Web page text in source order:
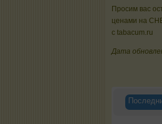
Просим вас
ценами на
с tabacum.ru
Дата